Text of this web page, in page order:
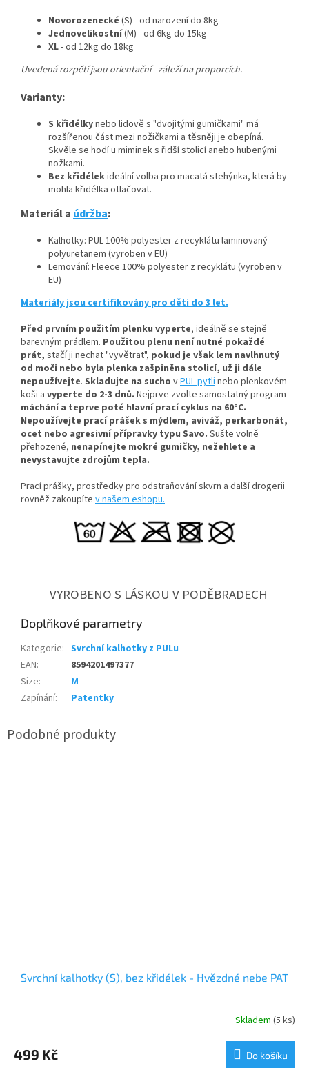
Novorozenecké (S) - od narození do 8kg
Jednovelikostní(M) - od 6kg do 15kg
XL- od 12kg do 18kg
Uvedená rozpětí jsou orientační - záleží na proporcích.
Varianty:
S křidélkynebo lidově s "dvojitými gumičkami" má
rozšířenou část mezi nožičkami a těsněji je obepíná.
Skvěle se hodí u miminek s řidší stolicí anebo hubenými
nožkami.
Bez křidélekideální volba pro macatá stehýnka, která by
mohla křidélka otlačovat.
Materiál a údržba:
Kalhotky: PUL 100% polyester z recyklátu laminovaný
polyuretanem (vyroben v EU)
Lemování: Fleece 100% polyester z recyklátu (vyroben v
EU)
Materiály jsou certifikovány pro děti do 3 let.
Před prvním použitím plenku vyperte, ideálně se stejně
barevným prádlem. Použitou plenu není nutné pokaždé
prát, stačí ji nechat "vyvětrat", pokud je však lem navlhnutý
od moči nebo byla plenka zašpiněna stolicí, už ji dále
nepoužívejte. Skladujte na sucho vPUL pytlinebo plenkovém
koši a vyperte do 2-3 dnů. Nejprve zvolte samostatný program
máchání a teprve poté hlavní prací cyklus na 60°C.
Nepoužívejte prací prášek s mýdlem, aviváž, perkarbonát,
ocet nebo agresivní přípravky typu Savo. Sušte volně
přehozené, nenapínejte mokré gumičky, nežehlete a
nevystavujte zdrojům tepla.
Prací prášky, prostředky pro odstraňování skvrn a další drogerii
rovněž zakoupíte v našem eshopu.
VYROBENO S LÁSKOU V PODĚBRADECH
Doplňkové parametry
Kategorie: Svrchní kalhotky z PULu
EAN:
8594201497377
Size:
M
Zapínání: Patentky
Svrchní kalhotky (S), bez křidélek - Hvězdné nebe PAT
Skladem (5 ks)
499 Kč Do košíku